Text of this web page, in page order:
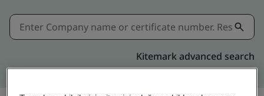
Kitemark advanced search